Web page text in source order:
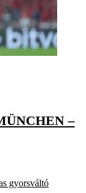
–
gyorsváltó